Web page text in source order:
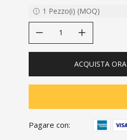
1 Pezzo(i) (MOQ)
ACQUISTA ORA
Pagare con: